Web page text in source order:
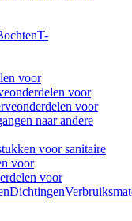
T-
voor
voor
voor
naar andere
voor sanitaire
voor
voor
Dichtingen